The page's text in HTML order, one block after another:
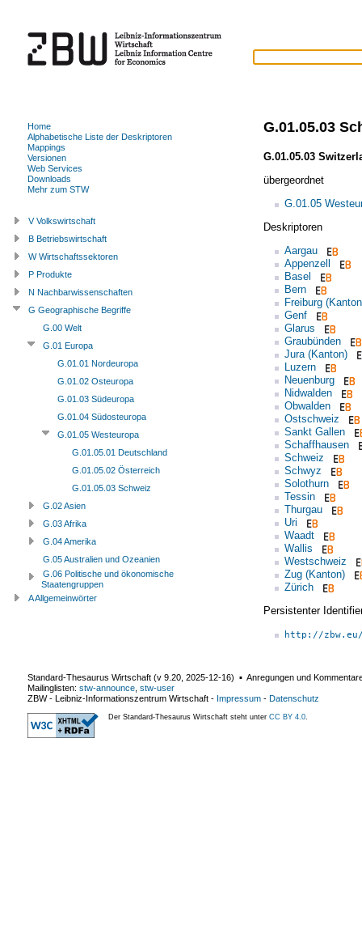
G.01.05.03
G.01.05.03
übergeordnet
G.01.05
Deskriptoren
Aargau
Appenzell
Basel
Bern
Freiburg
Genf
Glarus
Graubünden
Jura (Kanton)
Luzern
Neuenburg
Nidwalden
Obwalden
Ostschweiz
Sankt Gallen
Schaffhausen
Schweiz
Schwyz
Solothurn
Tessin
Thurgau
Uri
Waadt
Wallis
Westschweiz
Zug (Kanton)
Zürich
Persistenter
http://
Home
Alphabetische Liste der Deskriptoren
Mappings
Versionen
Web Services
Downloads
Mehr zum STW
V Volkswirtschaft
B Betriebswirtschaft
W Wirtschaftssektoren
P Produkte
N Nachbarwissenschaften
G Geographische Begriffe
G.00 Welt
G.01 Europa
G.01.01 Nordeuropa
G.01.02 Osteuropa
G.01.03 Südeuropa
G.01.04 Südosteuropa
G.01.05 Westeuropa
G.01.05.01 Deutschland
G.01.05.02 Österreich
G.01.05.03 Schweiz
G.02 Asien
G.03 Afrika
G.04 Amerika
G.05 Australien und Ozeanien
G.06 Politische und ökonomische
Staatengruppen
A Allgemeinwörter
Standard-Thesaurus Wirtschaft (v 9.20 2025-12-16) ▪ Anregungen und
Mailinglisten: stw-announce stw-user
ZBW - Leibniz-Informationszentrum Wirtschaft - Impressum - Datenschutz
Der Standard-Thesaurus Wirtschaft steht unter CC BY 4.0